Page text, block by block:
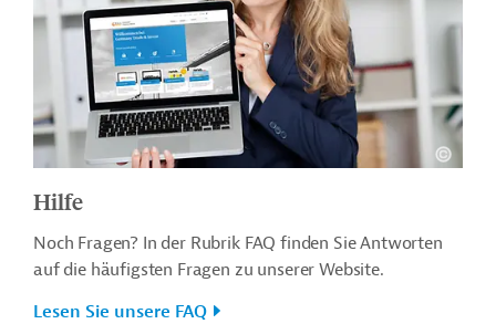
Hilfe
Noch Fragen? In der Rubrik FAQ finden Sie Antworten
auf die häufigsten Fragen zu unserer Website.
Lesen Sie unsere FAQ